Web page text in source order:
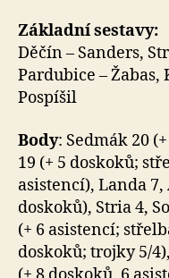
Základní sestavy:
Děčín – Sanders,
Pardubice –
Pospíšil
Body: Sedmák 20
19 (+ 5 doskoků;
asistencí), Landa 7,
doskoků), Stria 4,
(+ 6 asistencí;
doskoků; trojky 5/